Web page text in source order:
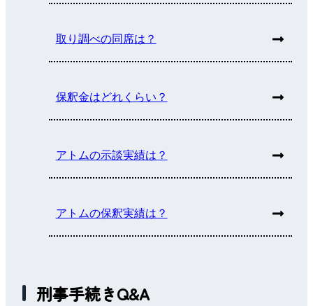
取り調べの同席は？
保釈金はどれくらい？
アトムの示談実績は？
アトムの保釈実績は？
刑事手続きQ&A